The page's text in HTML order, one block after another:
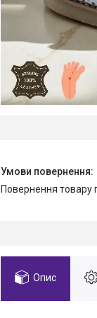
повернення товару
Опис